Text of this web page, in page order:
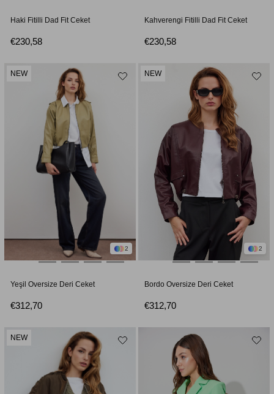
Haki Fitilli Dad Fit Ceket
€230,58
Kahverengi Fitilli Dad Fit Ceket
€230,58
2
Yeşil Oversize Deri Ceket
€312,70
NEW
2
Bordo Oversize Deri Ceket
€312,70
NEW
NEW